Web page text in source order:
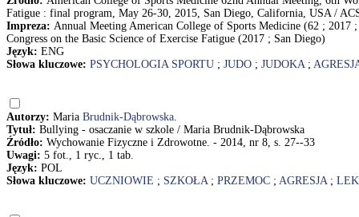
Fatigue : final program, May 26-30, 2015, San Diego, California, USA /
Impreza: Annual Meeting American College of Sports Medicine (62 ;
Congress on the Basic Science of Exercise Fatigue (2017 ; San Diego)
Język: ENG
Słowa kluczowe: PSYCHOLOGIA SPORTU ; JUDO ; JUDOKA;
Autorzy: Maria Brudnik-Dąbrowska.
Tytuł: Bullying - osaczanie w szkole / Maria Brudnik-Dąbrowska
Źródło: Wychowanie Fizyczne i Zdrowotne. - 2014, nr 8, s. 27--33
Uwagi: 5 fot., 1 ryc., 1 tab.
Język: POL
Słowa kluczowe: UCZNIOWIE ; SZKOŁA; PRZEMOC ; AGRESJA;